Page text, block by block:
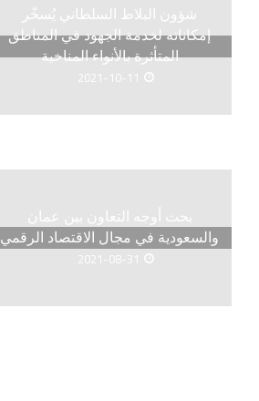
شؤون البلاط السلطاني يُسخّر
إمكاناته لخدمة الجهود في المناطق
المتأثرة بالأنواء المناخية
2021-10-11
بحث أوجه التعاون بين عمان
والسعودية في مجال الاقتصاد الرقمي
2021-08-31